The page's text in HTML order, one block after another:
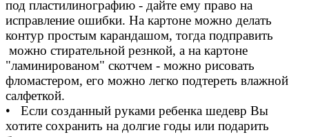
под пластилинографию - дайте ему право на
исправление ошибки. На картоне можно делать
контур простым карандашом, тогда подправить
можно стирательной резнкой, а на картоне
"ламинированом" скотчем - можно рисовать
фломастером, его можно легко подтереть влажной
салфеткой.
• Если созданный руками ребенка шедевр Вы
хотите сохранить на долгие годы или подарить